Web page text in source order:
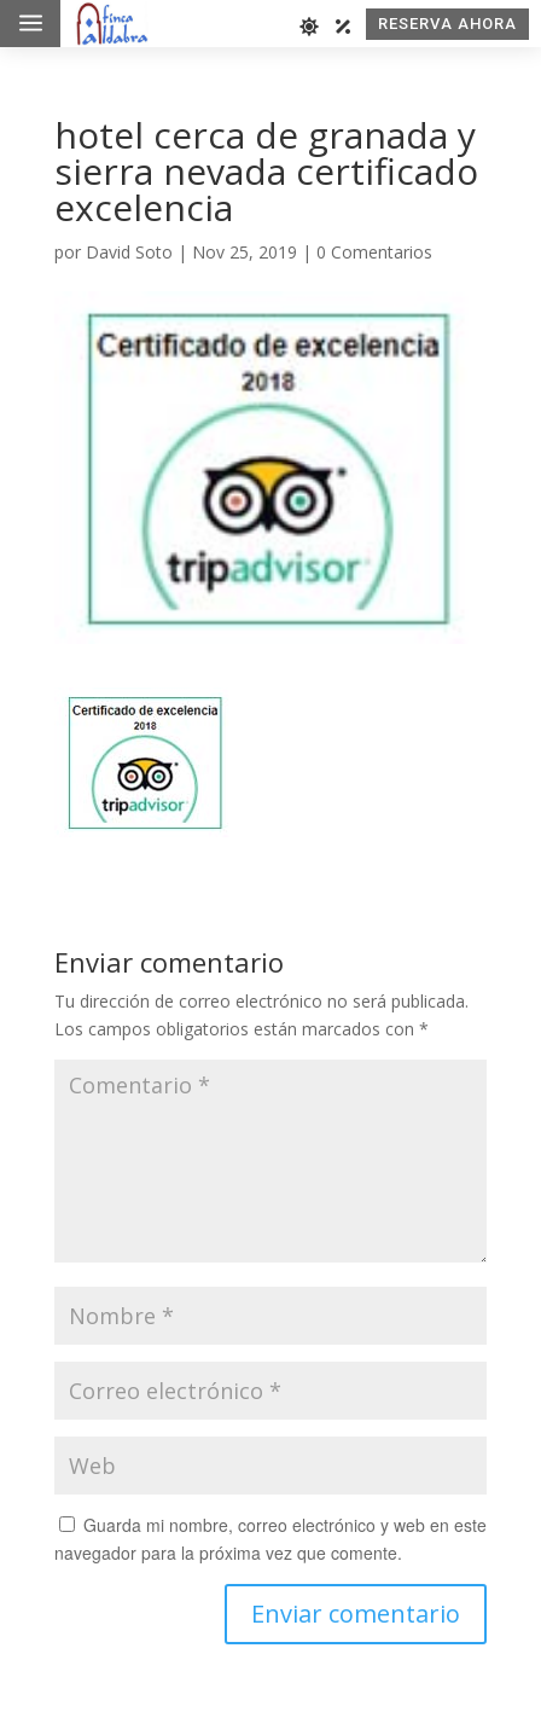
a RESERVA AHORA
hotel cerca de granada y
sierra nevada certificado
excelencia
por David Soto | Nov 25, 2019 | 0 Comentarios
Enviar comentario
Tu dirección de correo electrónico no será publicada.
Los campos obligatorios están marcados con *
Guarda mi nombre, correo electrónico y web en este
navegador para la próxima vez que comente.